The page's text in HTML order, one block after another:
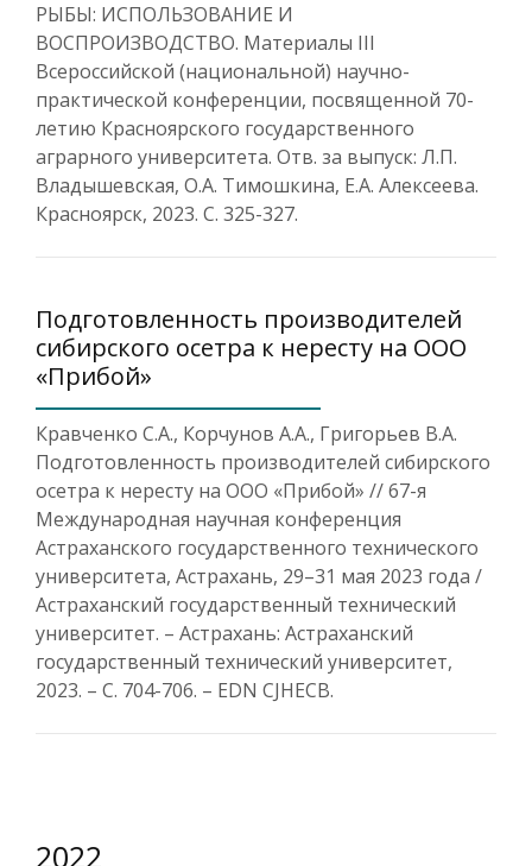
РЫБЫ: ИСПОЛЬЗОВАНИЕ И
ВОСПРОИЗВОДСТВО. Материалы III
Всероссийской (национальной) научно-
практической конференции, посвященной 70-
летию Красноярского государственного
аграрного университета. Отв. за выпуск: Л.П.
Владышевская, О.А. Тимошкина, Е.А. Алексеева.
Красноярск, 2023. С. 325-327.
Подготовленность производителей
сибирского осетра к нересту на ООО
«Прибой»
Кравченко С.А., Корчунов А.А., Григорьев В.А.
Подготовленность производителей сибирского
осетра к нересту на ООО «Прибой» // 67-я
Международная научная конференция
Астраханского государственного технического
университета, Астрахань, 29–31 мая 2023 года /
Астраханский государственный технический
университет. – Астрахань: Астраханский
государственный технический университет,
2023. – С. 704-706. – EDN CJHECB.
2022